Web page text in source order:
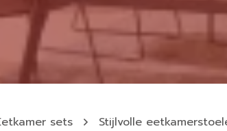
sets Stijlvolle